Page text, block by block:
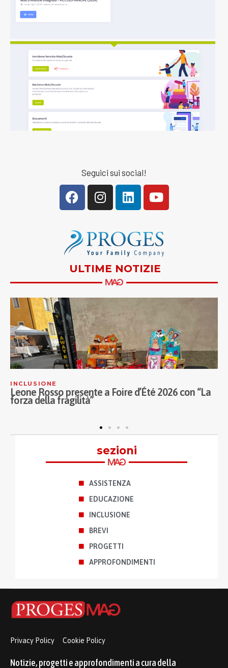
Seguici sui social!
ULTIME NOTIZIE
INCLUSIONE
Leone Rosso presente a Foire d’Été 2026 con “La
forza della fragilità”
sezioni
ASSISTENZA
EDUCAZIONE
INCLUSIONE
BREVI
PROGETTI
APPROFONDIMENTI
Privacy Policy Cookie Policy
Notizie, progetti e approfondimenti a cura della